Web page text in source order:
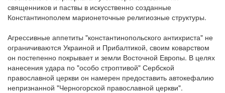
священников и паствы в искусственно созданные
Константинополем марионеточные религиозные структуры.
Агрессивные аппетиты "константинопольского антихриста" не
ограничиваются Украиной и Прибалтикой, своим коварством
он постепенно покрывает и земли Восточной Европы. В целях
нанесения удара по "особо строптивой" Сербской
православной церкви он намерен предоставить автокефалию
непризнанной "Черногорской православной церкви".